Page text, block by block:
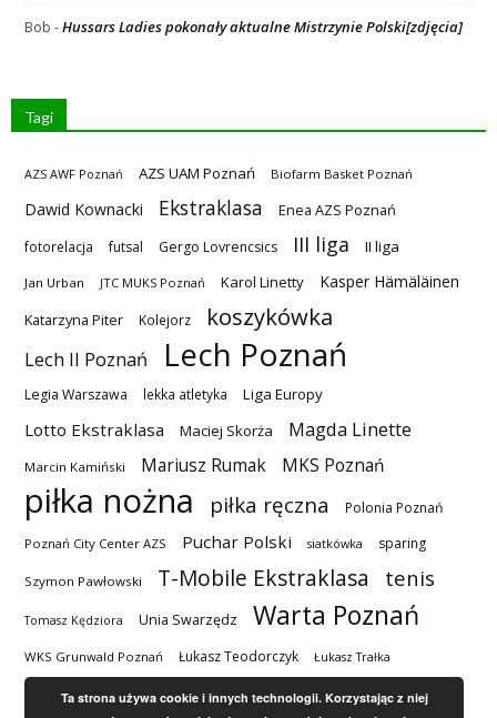
Bob -Hussars Ladies pokonały aktualne Mistrzynie Polski[zdjęcia]
Tagi
AZS AWF Poznań AZS UAM Poznań Biofarm Basket Poznań
Dawid Kownacki Ekstraklasa Enea AZS Poznań
fotorelacja futsal Gergo Lovrencsics III liga II liga
Jan Urban JTC MUKS Poznań Karol Linetty Kasper Hämäläinen
Katarzyna Piter Kolejorz koszykówka
Lech II Poznań Lech Poznań
Legia Warszawa lekka atletyka Liga Europy
Lotto Ekstraklasa Maciej Skorża Magda Linette
Marcin Kamiński Mariusz Rumak MKS Poznań
piłka nożna piłka ręczna Polonia Poznań
Poznań City Center AZS Puchar Polski siatkówka sparing
Szymon Pawłowski T-Mobile Ekstraklasa tenis
Tomasz Kędziora Unia Swarzędz Warta Poznań
WKS Grunwald Poznań Łukasz Teodorczyk Łukasz Trałka
Ta strona używa cookie i innych technologii. Korzystając z niej